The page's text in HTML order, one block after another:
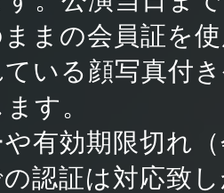
まの会員証を
いる顔写真付
す。
有効期限切れ
認証は対応致